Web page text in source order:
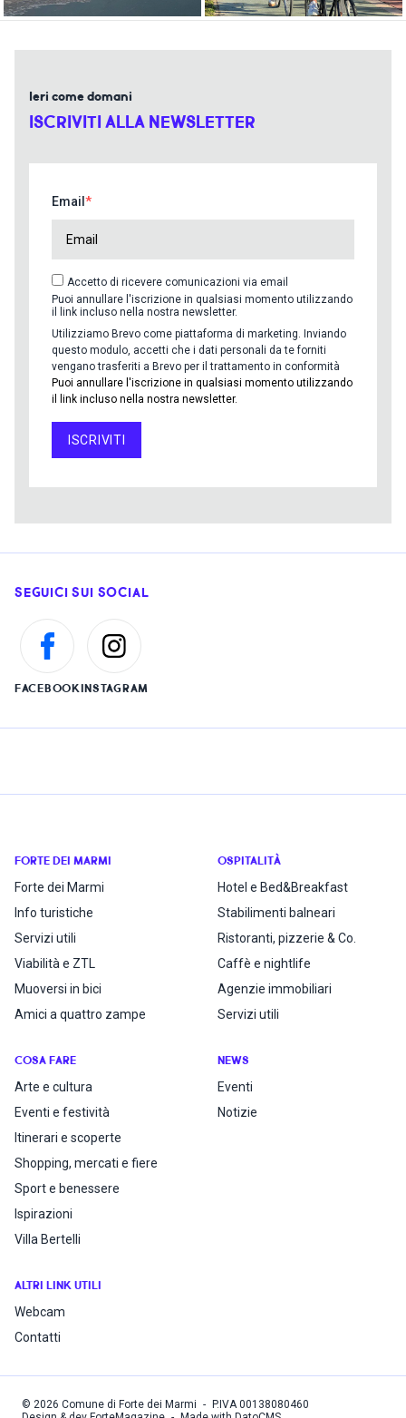
Ieri come domani
ISCRIVITI ALLA NEWSLETTER
Email
Accetto di ricevere comunicazioni via email
Puoi annullare l'iscrizione in qualsiasi momento utilizzando
il link incluso nella nostra newsletter.
Utilizziamo Brevo come piattaforma di marketing. Inviando
questo modulo, accetti che i dati personali da te forniti
vengano trasferiti a Brevo per il trattamento in conformità
Puoi annullare l'iscrizione in qualsiasi momento utilizzando
il link incluso nella nostra newsletter.
ISCRIVITI
SEGUICI SUI SOCIAL
FACEBOOKINSTAGRAM
FORTE DEI MARMI
Forte dei Marmi
Info turistiche
Servizi utili
Viabilità e ZTL
Muoversi in bici
Amici a quattro zampe
OSPITALITÀ
Hotel e Bed&Breakfast
Stabilimenti balneari
Ristoranti, pizzerie & Co.
Caffè e nightlife
Agenzie immobiliari
Servizi utili
COSA FARE
Arte e cultura
Eventi e festività
Itinerari e scoperte
Shopping, mercati e fiere
Sport e benessere
Ispirazioni
Villa Bertelli
NEWS
Eventi
Notizie
ALTRI LINK UTILI
Webcam
Contatti
© 2026 Comune di Forte dei Marmi - P.IVA00138080460